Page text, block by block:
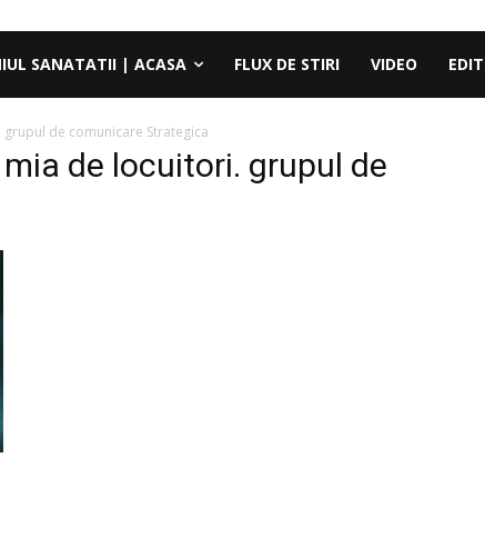
SANATATII | ACASA FLUX DE STIRI VIDEO
de comunicare Strategica
de locuitori. grupul de